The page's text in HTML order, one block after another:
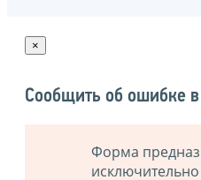
×
Сообщить об ошибке в
Форма